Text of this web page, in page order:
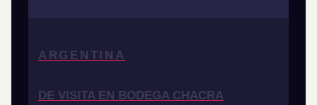
ARGENTINA
DE VISITA EN BODEGA CHACRA